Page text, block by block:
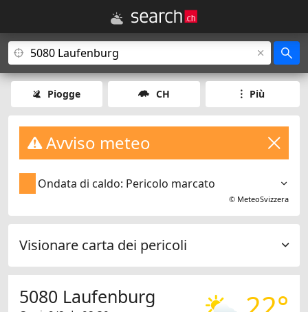
Piogge CH Più
Avviso meteo
Ondata di caldo: Pericolo marcato
© MeteoSvizzera
Visionare carta dei pericoli
5080 Laufenburg